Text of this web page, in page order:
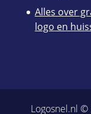
Alles over
logo en
Logosnel.nl ©